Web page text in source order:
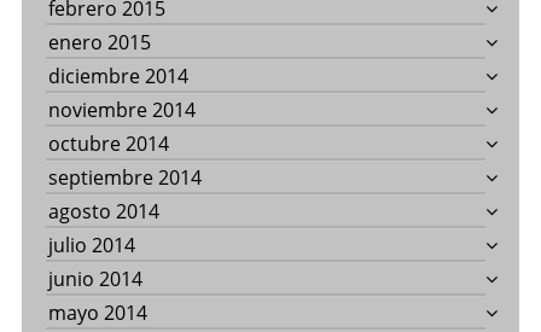
febrero 2015
enero 2015
diciembre 2014
noviembre 2014
octubre 2014
septiembre 2014
agosto 2014
julio 2014
junio 2014
mayo 2014